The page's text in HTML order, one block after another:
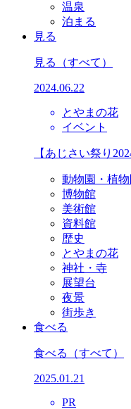
温泉
泊まる
見る
見る （すべて）
2024.06.22
とやまの花
イベント
【あじさい祭り
動物園・植物
博物館
美術館
資料館
歴史
とやまの花
神社・寺
展望台
夜景
街歩き
食べる
食べる （すべて）
2025.01.21
PR